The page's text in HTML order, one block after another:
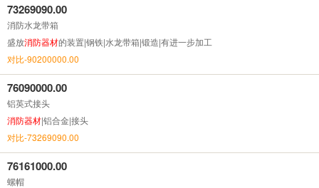
73269090.00
消防水龙带箱
盛放消防器材的装置|钢铁|水龙带箱|锻造|有进一步加工
对比-90200000.00
76090000.00
铝英式接头
消防器材|铝合金|接头
对比-73269090.00
76161000.00
螺帽